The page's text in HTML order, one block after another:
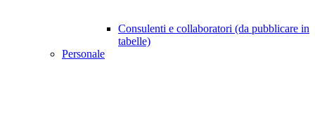
Consulenti e collaboratori (da pubblicare in
tabelle)
Personale